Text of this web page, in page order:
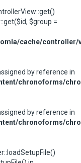
$group =
cache/controller/
by reference in
chronoforms/
by reference in
chronoforms/